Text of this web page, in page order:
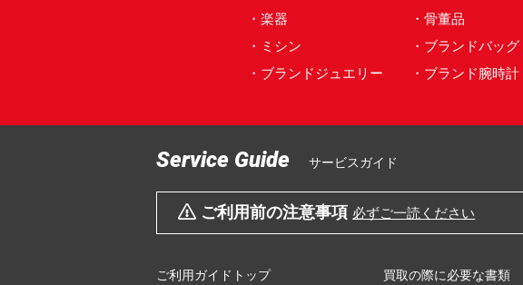
・楽器
・骨董品
・ミシン
・ブランドバッグ
・ブランドジュエリー
・ブランド腕時計
Service Guide サービスガイド
ご利用前の注意事項 必ずご一読ください
ご利用ガイドトップ 買取の際に必要な書類